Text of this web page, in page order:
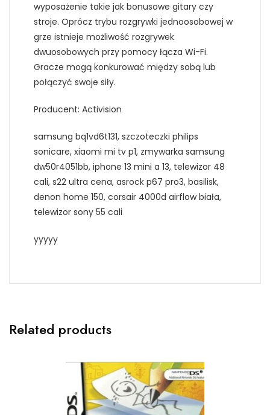
wyposażenie takie jak bonusowe gitary czy
stroje. Oprócz trybu rozgrywki jednoosobowej w
grze istnieje możliwość rozgrywek
dwuosobowych przy pomocy łącza Wi-Fi.
Gracze mogą konkurować między sobą lub
połączyć swoje siły.
Producent: Activision
samsung bq1vd6t131, szczoteczki philips
sonicare, xiaomi mi tv p1, zmywarka samsung
dw50r4051bb, iphone 13 mini a 13, telewizor 48
cali, s22 ultra cena, asrock p67 pro3, basilisk,
denon home 150, corsair 4000d airflow biała,
telewizor sony 55 cali
yyyyy
Related products